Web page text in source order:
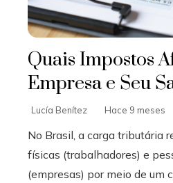
Quais Impostos
Empresa e Seu
Lucía Benítez Hace 9 meses
No Brasil, a carga tributária
físicas (trabalhadores) e
(empresas) por meio de um